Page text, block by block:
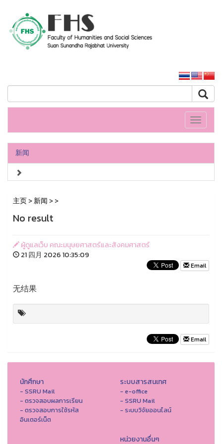
Toggle
新闻
主页>新闻 >>
No result
ผู้ดูแลเว็บ คณะมนุษยศาสตร์และสังคมศาสตร์
21 四月 2026 10:35:09
Email
无结果
Email
นักศึกษา
- SSRU Mail
- ตรวจสอบผลการเรียน
- ตรวจสอบการใช้รหัส
อินเตอร์เน็ต
ระบบสารสนเทศ
- e-office
- SSRU Mail
- ระบบวิจัยออนไลน์
หน่วยงานอื่นๆ